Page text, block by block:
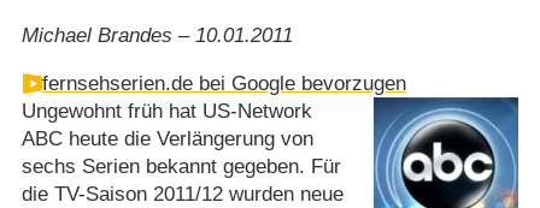
Michael Brandes – 10.01.2011
fernsehserien.de bei Google bevorzugen
Ungewohnt früh hat US-Network
ABC heute die Verlängerung von
sechs Serien bekannt gegeben. Für
die TV-Saison 2011/​12 wurden neue